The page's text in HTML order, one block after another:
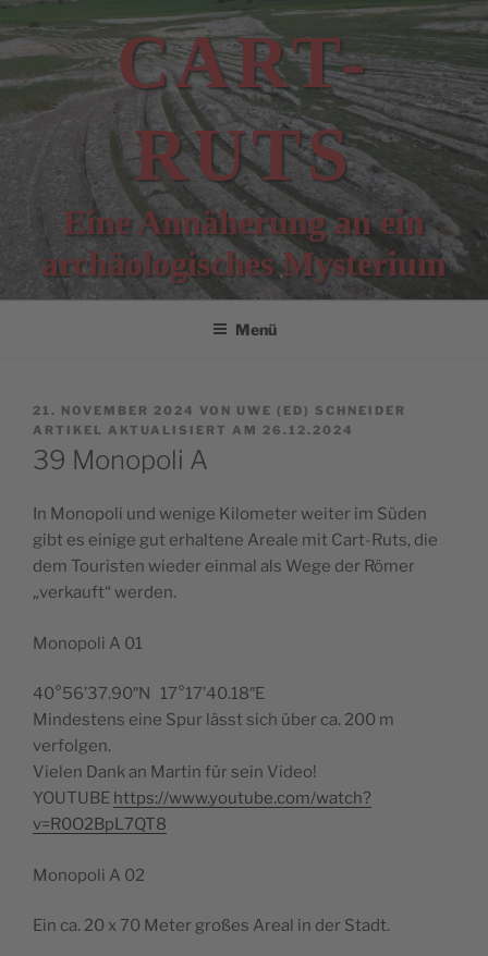
Zum
Inhalt
springen
CART-
RUTS
Eine Annäherung an ein
archäologisches Mysterium
Menü
VERÖFFENTLICHT
AM
21. NOVEMBER 2024 VON UWE (ED) SCHNEIDER
ARTIKEL AKTUALISIERT AM 26.12.2024
39 Monopoli A
In Monopoli und wenige Kilometer weiter im Süden
gibt es einige gut erhaltene Areale mit Cart-Ruts, die
dem Touristen wieder einmal als Wege der Römer
„verkauft“ werden.
Monopoli A 01
40°56’37.90″N 17°17’40.18″E
Mindestens eine Spur lässt sich über ca. 200 m
verfolgen.
Vielen Dank an Martin für sein Video!
YOUTUBE https://www.youtube.com/watch?
v=R0O2BpL7QT8
Monopoli A 02
Ein ca. 20 x 70 Meter großes Areal in der Stadt.